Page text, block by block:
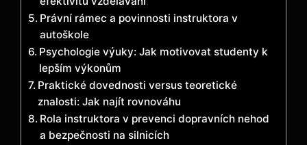
Právní rámec a povinnosti instruktora v
autoškole
Psychologie výuky: Jak motivovat studenty k
lepším výkonům
Praktické dovednosti versus teoretické
znalosti: Jak najít rovnováhu
Rola instruktora v prevenci dopravních nehod
a bezpečnosti na silnicích